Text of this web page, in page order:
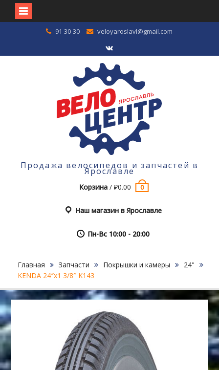
91-30-30 veloyaroslavl@gmail.com
VK
Продажа велосипедов и запчастей в
Ярославле
Корзина /₽0.00 0
Наш магазин в Ярославле
Пн-Вс 10:00 - 20:00
Главная Запчасти Покрышки и камеры
24"
KENDA 24″х1 3/8″ K143